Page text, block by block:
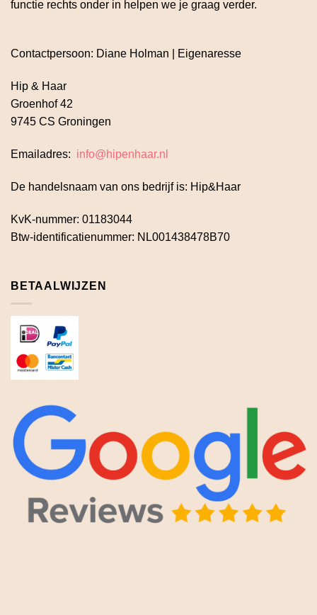
functie rechts onder in helpen we je graag verder.
Contactpersoon: Diane Holman | Eigenaresse
Hip & Haar
Groenhof 42
9745 CS Groningen
Emailadres: info@hipenhaar.nl
De handelsnaam van ons bedrijf is: Hip&Haar
KvK-nummer: 01183044
Btw-identificatienummer: NL001438478B70
BETAALWIJZEN